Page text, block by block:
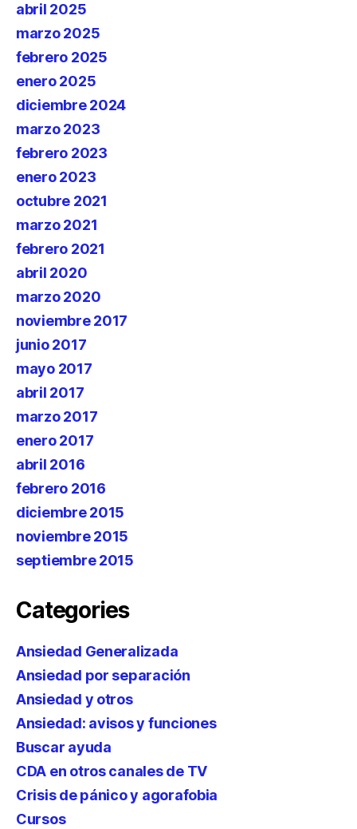
abril 2025
marzo 2025
febrero 2025
enero 2025
diciembre 2024
marzo 2023
febrero 2023
enero 2023
octubre 2021
marzo 2021
febrero 2021
abril 2020
marzo 2020
noviembre 2017
junio 2017
mayo 2017
abril 2017
marzo 2017
enero 2017
abril 2016
febrero 2016
diciembre 2015
noviembre 2015
septiembre 2015
Categories
Ansiedad Generalizada
Ansiedad por separación
Ansiedad y otros
Ansiedad: avisos y funciones
Buscar ayuda
CDA en otros canales de TV
Crisis de pánico y agorafobia
Cursos